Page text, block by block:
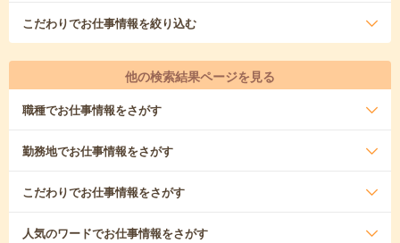
こだわりでお仕事情報を絞り込む
他の検索結果ページを見る
職種でお仕事情報をさがす
勤務地でお仕事情報をさがす
こだわりでお仕事情報をさがす
人気のワードでお仕事情報をさがす